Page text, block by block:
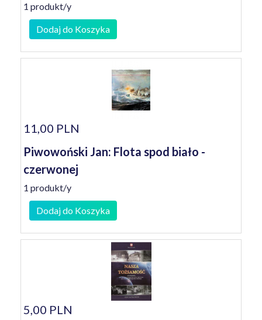
1 produkt/y
Dodaj do Koszyka
11,00 PLN
Piwowoński Jan: Flota spod biało -
czerwonej
1 produkt/y
Dodaj do Koszyka
5,00 PLN